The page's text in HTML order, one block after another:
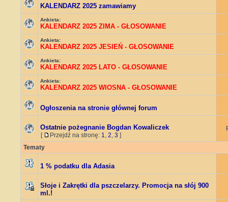
KALENDARZ 2025 zamawiamy
Ankieta:
KALENDARZ 2025 ZIMA - GŁOSOWANIE
Ankieta:
KALENDARZ 2025 JESIEŃ - GŁOSOWANIE
Ankieta:
KALENDARZ 2025 LATO - GŁOSOWANIE
Ankieta:
KALENDARZ 2025 WIOSNA - GŁOSOWANIE
Ogłoszenia na stronie głównej forum
Ostatnie pożegnanie Bogdan Kowaliczek
[ Przejdź na stronę: 1, 2, 3 ]
Tematy
1 % podatku dla Adasia
Słoje i Zakrętki dla pszczelarzy. Promocja na słój 900
ml.!